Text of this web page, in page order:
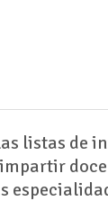
listas de